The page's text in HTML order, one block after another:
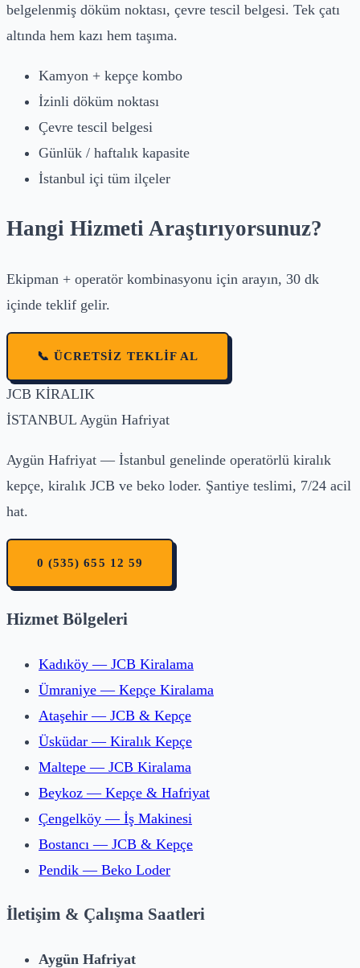
belgelenmiş döküm noktası, çevre tescil belgesi. Tek çatı
altında hem kazı hem taşıma.
Kamyon + kepçe kombo
İzinli döküm noktası
Çevre tescil belgesi
Günlük / haftalık kapasite
İstanbul içi tüm ilçeler
Hangi Hizmeti Araştırıyorsunuz?
Ekipman + operatör kombinasyonu için arayın, 30 dk
içinde teklif gelir.
📞 ÜCRETSIZ TEKLIF AL
JCB KİRALIK
İSTANBUL Aygün Hafriyat
Aygün Hafriyat — İstanbul genelinde operatörlü kiralık
kepçe, kiralık JCB ve beko loder. Şantiye teslimi, 7/24 acil
hat.
0 (535) 655 12 59
Hizmet Bölgeleri
Kadıköy — JCB Kiralama
Ümraniye — Kepçe Kiralama
Ataşehir — JCB & Kepçe
Üsküdar — Kiralık Kepçe
Maltepe — JCB Kiralama
Beykoz — Kepçe & Hafriyat
Çengelköy — İş Makinesi
Bostancı — JCB & Kepçe
Pendik — Beko Loder
İletişim & Çalışma Saatleri
Aygün Hafriyat